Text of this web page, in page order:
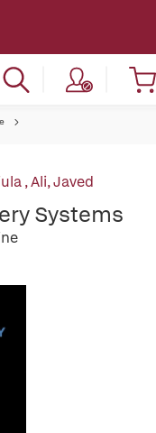
,Ali, Javed
Systems